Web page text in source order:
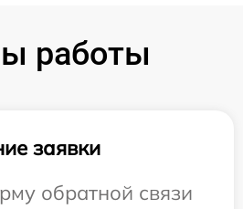
работы
заявки
обратной связи